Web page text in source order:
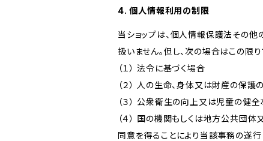
4. 個人情報利用の制限
当ショップは、個人情報保護法その
扱いません。但し、次の場合はこの限り
（１） 法令に基づく場合
（２） 人の生命、身体又は財産の保
（３） 公衆衛生の向上又は児童の健
（４） 国の機関もしくは地方公共団
同意を得ることにより当該事務の遂